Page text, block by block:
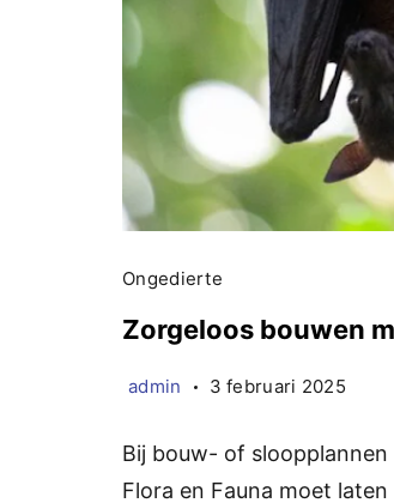
Ongedierte
Zorgeloos bouwen
admin 3 februari 2025
Bij bouw- of
Flora en Fauna moet